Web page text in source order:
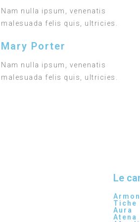
Nam nulla ipsum, venenatis
malesuada felis quis, ultricies.
Mary Porter
Nam nulla ipsum, venenatis
malesuada felis quis, ultricies.
Le
Tiche
Aura
Atena